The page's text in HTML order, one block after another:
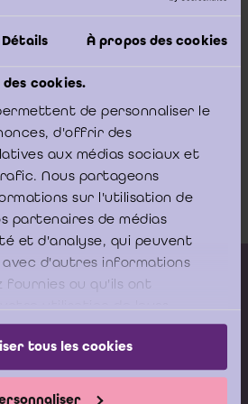
Détails À propos des cookies
cookies.
de personnaliser le
d'offrir des
aux médias sociaux et
Nous partageons
sur l'utilisation de
partenaires de médias
et d'analyse, qui peuvent
avec d'autres informations
fournies ou qu'ils ont
tous les cookies
van het Wetboek diverse rechten
op de effecten aan toonder en
hof 12-2015 -